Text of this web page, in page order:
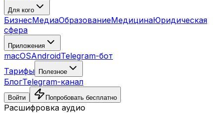
Для кого
БизнесМедиаОбразованиеМедицинаЮридическая
сфера
Приложения
macOSAndroidTelegram-бот
Тарифы
Полезное
БлогTelegram-канал
Войти Попробовать бесплатно
Расшифровка аудио